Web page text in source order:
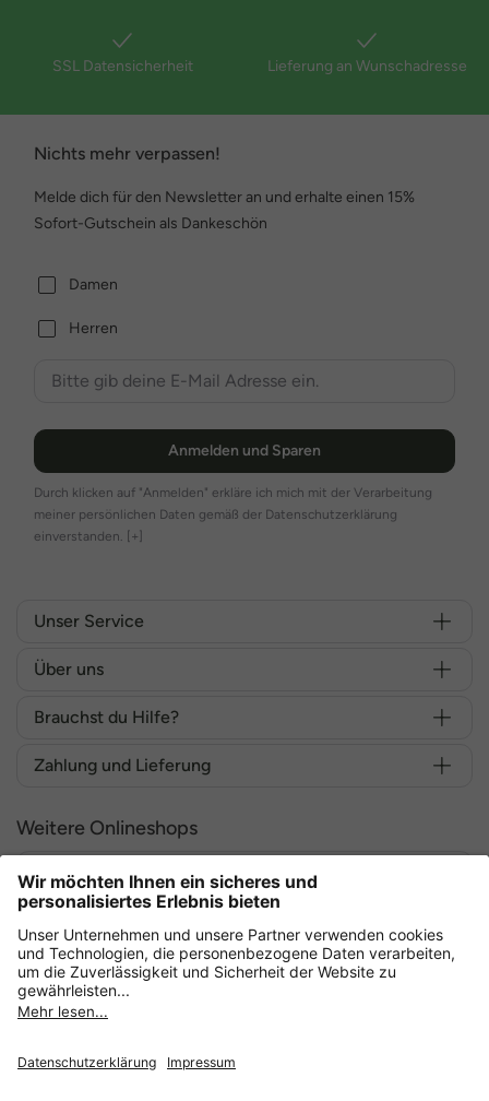
SSL Datensicherheit Lieferung an Wunschadresse
Nichts mehr verpassen!
Melde dich für den Newsletter an und erhalte einen 15%
Sofort-Gutschein als Dankeschön
Damen
Herren
Anmelden und Sparen
Durch klicken auf "Anmelden" erkläre ich mich mit der Verarbeitung
meiner persönlichen Daten gemäß der Datenschutzerklärung
einverstanden. [+]
Unser Service
Über uns
Brauchst du Hilfe?
Zahlung und Lieferung
Weitere Onlineshops
Deutschland
Sicher einkaufen mit